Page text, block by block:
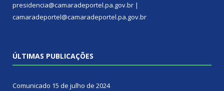
presidencia@camaradeportel.pa.gov.br |
camaradeportel@camaradeportel.pa.gov.br
ÚLTIMAS PUBLICAÇÕES
Comunicado 15 de julho de 2024